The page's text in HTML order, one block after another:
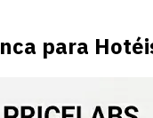
para